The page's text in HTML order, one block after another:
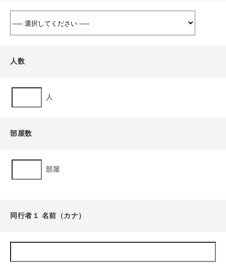
人数
人
部屋数
部屋
同行者１ 名前（カナ）